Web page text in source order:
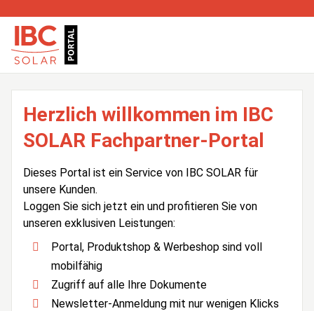
Herzlich willkommen im IBC
SOLAR Fachpartner-Portal
Dieses Portal ist ein Service von IBC SOLAR für
unsere Kunden.
Loggen Sie sich jetzt ein und profitieren Sie von
unseren exklusiven Leistungen:
Portal, Produktshop & Werbeshop sind voll
mobilfähig
Zugriff auf alle Ihre Dokumente
Newsletter-Anmeldung mit nur wenigen Klicks